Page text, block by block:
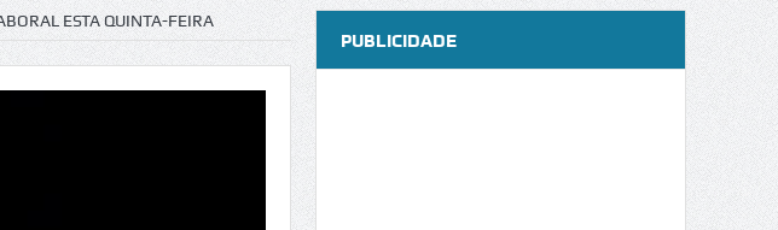
ESTA QUINTA-FEIRA
PUBLICIDADE